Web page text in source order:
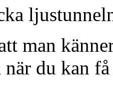
man
du kan